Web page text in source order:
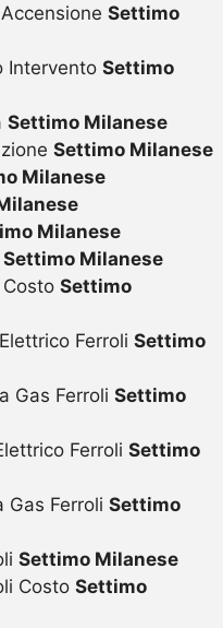
Settimo
Intervento Settimo
Settimo Milanese
Settimo Milanese
Milanese
Milanese
Settimo Milanese
Settimo
Ferroli Settimo
Gas Ferroli Settimo
Ferroli Settimo
Gas Ferroli Settimo
Settimo Milanese
Costo Settimo